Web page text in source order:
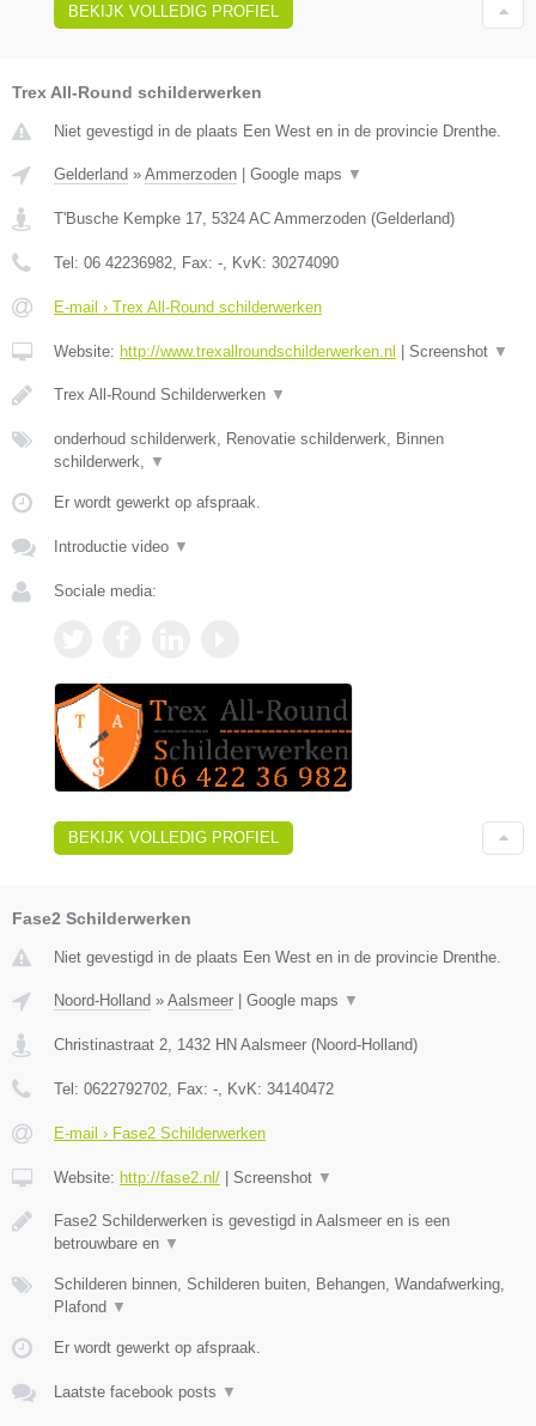
BEKIJK VOLLEDIG PROFIEL
Trex All-Round schilderwerken
Niet gevestigd in de plaats Een West en in de provincie Drenthe.
Gelderland » Ammerzoden Google maps ▼
T'Busche Kempke 17 5324 AC Ammerzoden (Gelderland)
Tel: 06 42236982 , Fax: - , KvK: 30274090
E-mail › Trex All-Round schilderwerken
Website: http://www.trexallroundschilderwerken.nl Screenshot ▼
Trex All-Round Schilderwerken ▼
onderhoud schilderwerk, Renovatie schilderwerk, Binnen
schilderwerk,
▼
Er wordt gewerkt op afspraak.
Introductie video ▼
Sociale media:
BEKIJK VOLLEDIG PROFIEL
Fase2 Schilderwerken
Niet gevestigd in de plaats Een West en in de provincie Drenthe.
Noord-Holland » Aalsmeer Google maps ▼
Christinastraat 2, 1432 HN Aalsmeer (Noord-Holland)
Tel: 0622792702, Fax: -, KvK: 34140472
E-mail › Fase2 Schilderwerken
Website: http://fase2.nl/ Screenshot ▼
Fase2 Schilderwerken is gevestigd in Aalsmeer en is een
betrouwbare en ▼
Schilderen binnen, Schilderen buiten, Behangen, Wandafwerking,
Plafond ▼
Er wordt gewerkt op afspraak.
Laatste facebook posts ▼